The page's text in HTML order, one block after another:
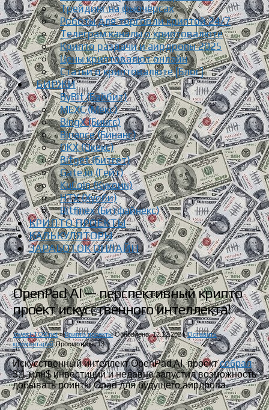
Трейдинг на фьючерсах
Роботы для торговли криптой 24/7
Телеграм каналы о криптовалюте
Крипто раздачи и аирдропы 2025
Цены криптовалют онлайн
Статьи о криптовалюте [Блог]
БИРЖИ
ByBit (Байбит)
MEXC (Мекс)
BingX (Бингс)
Binance (Бинанс)
OKX (Окекс)
Bitget (Битгет)
Gate.io (Гейт)
KuCoin (Кукоин)
HTX (Хуоби)
Bitfinex (Битфайнекс)
КРИПТО ПРОЕКТЫ
КАЛЬКУЛЯТОРЫ
ЗАРАБОТОК ОНЛАЙН
OpenPad AI — перспективный крипто
проект искусственного интеллекта!
Invest-TOP.net»Крипто проекты Обновлено: 12.12.2024 Оставить
комментарий Просмотров: 13
Искусственный интеллект OpenPad AI, проектсобрал
3.1 млн$ инвестиций и недавно запустил возможность
добывать поинты Opad для будущего аирдропа.